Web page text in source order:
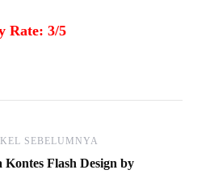
Rate: 3/5
SEBELUMNYA
Kontes Flash Design by